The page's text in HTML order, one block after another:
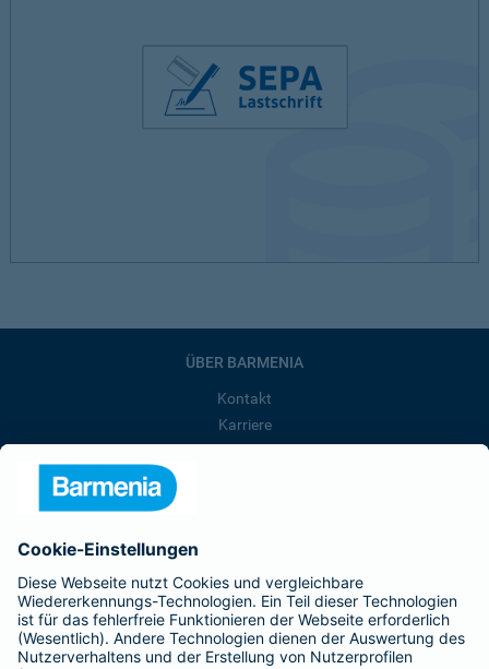
ÜBER BARMENIA
Kontakt
Karriere
Barmenia ist Teil der BarmeniaGothaer
BELIEBTE SEITEN
Kranken-Zusatzversicherung
Tierversicherungen